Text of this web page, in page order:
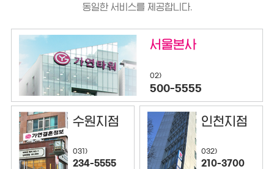
동일한 서비스를 제공합니다.
서울본사
02)
500-5555
수원지점
031)
234-5555
인천지점
032)
210-3700